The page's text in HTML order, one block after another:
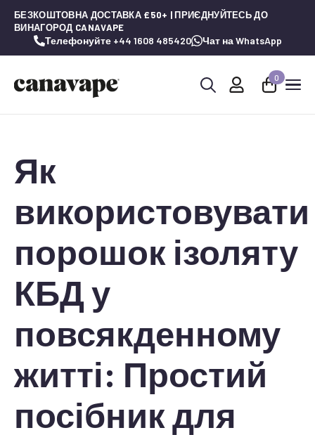
БЕЗКОШТОВНА ДОСТАВКА £50+ | ПРИЄДНУЙТЕСЬ ДО
ВИНАГОРОД CANAVAPE
Телефонуйте +44 1608 485420 Чат на WhatsApp
0
Як
використовувати
порошок ізоляту
КБД у
повсякденному
житті: Простий
посібник для